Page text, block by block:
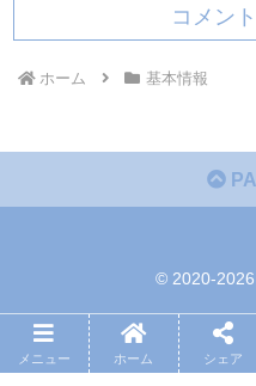
コメン
ホーム 基本情報
© 2020-2026
メニュー ホーム シェア